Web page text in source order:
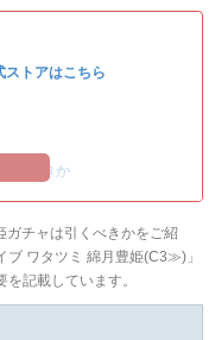
ストアはこちら
引くべきか
ガチャは引くべきかをご紹
ブ ワタツミ 綿月豊姫(C3≫)」
記載しています。